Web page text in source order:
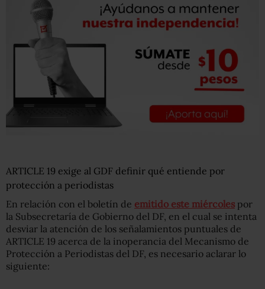
ARTICLE 19 exige al GDF definir qué entiende por
protección a periodistas
En relación con el boletín de emitido este miércoles por
la Subsecretaría de Gobierno del DF, en el cual se intenta
desviar la atención de los señalamientos puntuales de
ARTICLE 19 acerca de la inoperancia del Mecanismo de
Protección a Periodistas del DF, es necesario aclarar lo
siguiente: